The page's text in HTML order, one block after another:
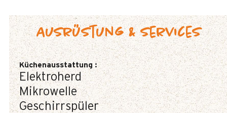
Ausrüstung & Services
Küchenausstattung :
Elektroherd
Mikrowelle
Geschirrspüler